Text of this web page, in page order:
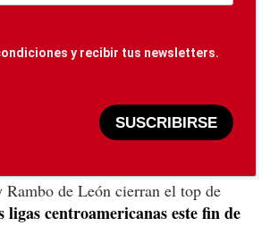
y recibir tus newsletters.
SUSCRIBIRSE
Rambo de León cierran el top de
ligas centroamericanas este fin de